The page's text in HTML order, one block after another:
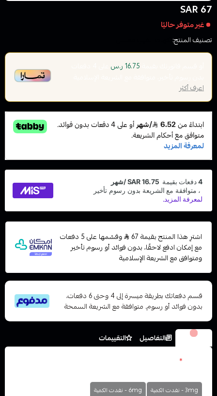
67 SAR
غير متوفر حاليًا
تصنيف المنتج:
16.75 ر.س
اعرف أكثر
اشترِ هذا المنتج بقيمة 67
وقسّمها على 5 دفعات
مع إمكان ادفع لاحقًا، بدون فوائد أو رسوم تأخير
ومتوافق مع الشريعة الإسلامية
قسم دفعاتك بطريقة ميسرة إلى 4 وحتى 6 دفعات،
بدون فوائد أو رسوم. متوافقة مع الشريعة السمحة
الخيارات التفاصيل
التقييمات
*
3mg - نفدت الكمية 6mg - نفدت الكمية